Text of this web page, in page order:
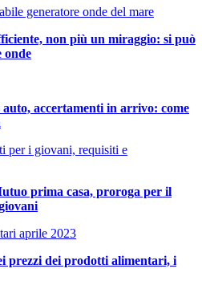
non più un miraggio: si può
onde
auto, accertamenti in arrivo: come
prima casa, proroga per il
prezzi dei prodotti alimentari, i